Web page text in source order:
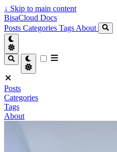
↓ Skip to main content
BisaCloud Docs
Posts Categories Tags About
Posts
Categories
Tags
About